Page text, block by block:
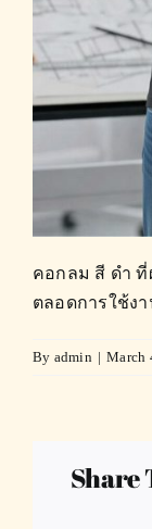
คอกลม สี ดำ ที่
ตลอดการใช้ง
By admin | March
Share